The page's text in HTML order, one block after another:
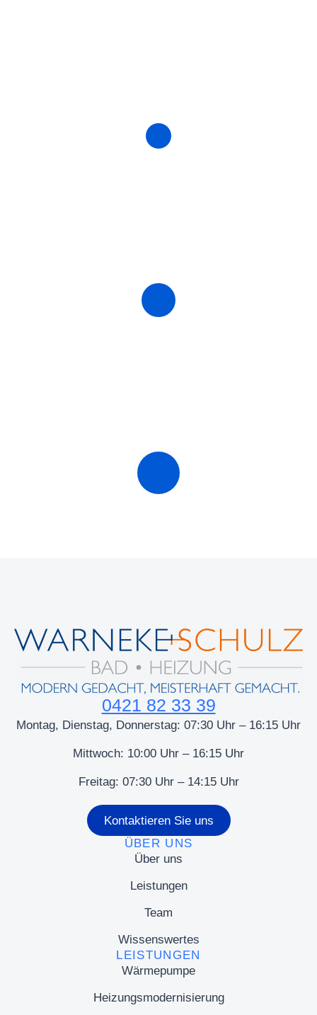
0421 82 33 39
Montag, Dienstag, Donnerstag: 07:30 Uhr – 16:15 Uhr
Mittwoch: 10:00 Uhr – 16:15 Uhr
Freitag: 07:30 Uhr – 14:15 Uhr
Kontaktieren Sie uns
ÜBER UNS
Über uns
Leistungen
Team
Wissenswertes
LEISTUNGEN
Wärmepumpe
Heizungsmodernisierung